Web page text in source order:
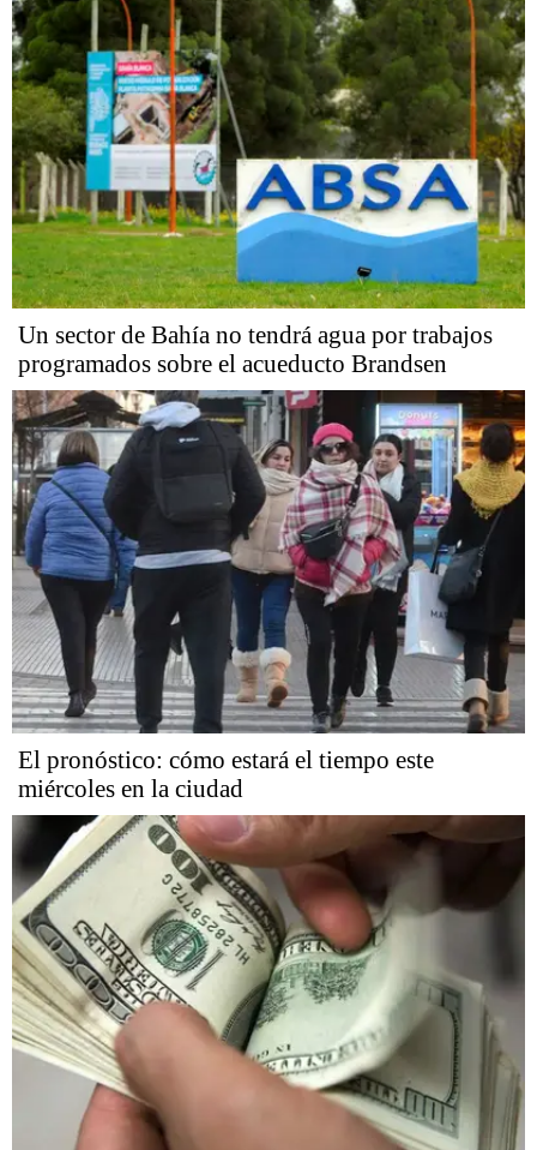
Un sector de Bahía no tendrá agua por trabajos
programados sobre el acueducto Brandsen
El pronóstico: cómo estará el tiempo este
miércoles en la ciudad